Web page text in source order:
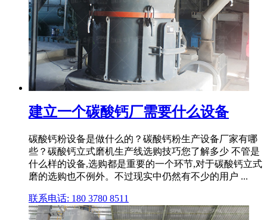
建立一个碳酸钙厂需要什么设备
碳酸钙粉设备是做什么的？碳酸钙粉生产设备厂家有哪
些？碳酸钙立式磨机生产线选购技巧您了解多少 不管是
什么样的设备,选购都是重要的一个环节,对于碳酸钙立式
磨的选购也不例外。不过现实中仍然有不少的用户 ...
联系电话: 180 3780 8511